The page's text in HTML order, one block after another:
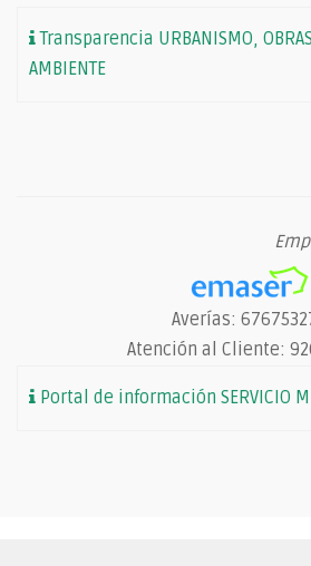
Transparencia URBANISMO,
AMBIENTE
Averías:
Atención al Cliente:
Portal de información SERVICIO